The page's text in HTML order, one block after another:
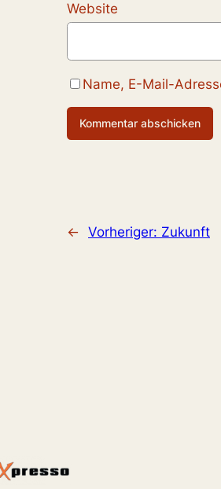
Website
Name, E-Mail-
← Vorheriger: Zukunft